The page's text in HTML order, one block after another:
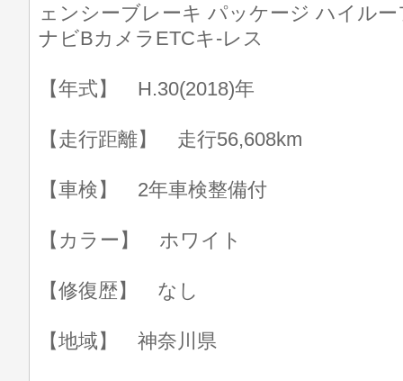
ェンシーブレーキ パッケージ ハイル
ナビBカメラETCキ-レス
【年式】 H.30(2018)年
【走行距離】 走行56,608km
【車検】 2年車検整備付
【カラー】 ホワイト
【修復歴】 なし
【地域】 神奈川県